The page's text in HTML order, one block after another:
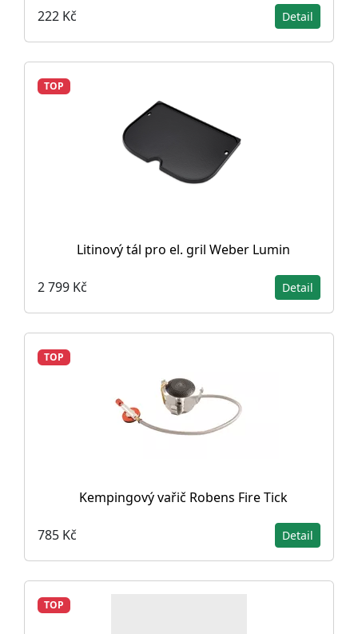
222 Kč Detail
TOP
Litinový tál pro el. gril Weber Lumin
2 799 Kč Detail
TOP
Kempingový vařič Robens Fire Tick
785 Kč Detail
TOP